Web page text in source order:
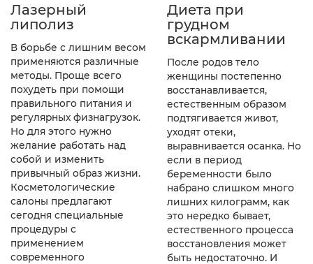
Лазерный
липолиз
В борьбе с лишним весом
применяются различные
методы. Проще всего
похудеть при помощи
правильного питания и
регулярных физнагрузок.
Но для этого нужно
желание работать над
собой и изменить
привычный образ жизни.
Косметологические
салоны предлагают
сегодня специальные
процедуры с
применением
современного
Диета при
грудном
вскармливании
После родов тело
женщины постепенно
восстанавливается,
естественным образом
подтягивается живот,
уходят отеки,
выравнивается осанка. Но
если в период
беременности было
набрано слишком много
лишних килограмм, как
это нередко бывает,
естественного процесса
восстановления может
быть недостаточно. И